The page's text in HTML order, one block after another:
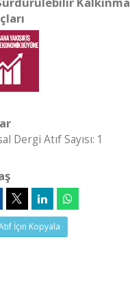
Dergi Atıf Sayısı: 1
İçin Kopyala